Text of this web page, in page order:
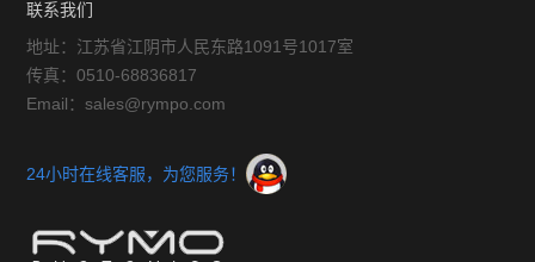
联系我们
地址：江苏省江阴市人民东路1091号1017室
传真：0510-68836817
Email：sales@rympo.com
24小时在线客服，为您服务！